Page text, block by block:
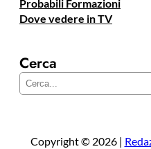
Probabili Formazioni
Dove vedere in TV
Cerca
Copyright © 2026 |